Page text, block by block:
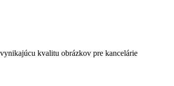
kvalitu obrázkov pre kancelárie